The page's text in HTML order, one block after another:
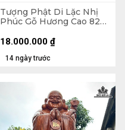
Tượng Phật Di Lặc Nhị
Phúc Gỗ Hương Cao 82
14 ngày trước
18.000.000 ₫